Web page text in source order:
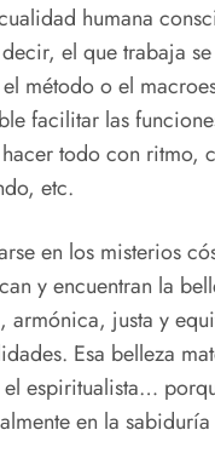
humana
el que trabaja
método o el
facilitar las
todo con
etc.
en los misterios
y encuentran la
armónica, justa y
Esa belleza
espiritualista…
en la